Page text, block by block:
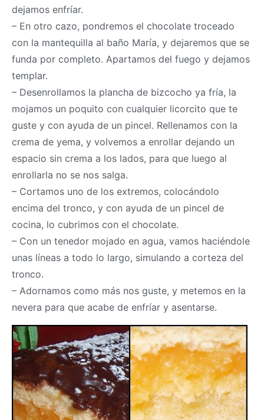
dejamos enfríar.
– En otro cazo, pondremos el chocolate troceado
con la mantequilla al baño María, y dejaremos que se
funda por completo. Apartamos del fuego y dejamos
templar.
– Desenrollamos la plancha de bizcocho ya fría, la
mojamos un poquito con cualquier licorcito que te
guste y con ayuda de un pincel. Rellenamos con la
crema de yema, y volvemos a enrollar dejando un
espacio sin crema a los lados, para que luego al
enrollarla no se nos salga.
– Cortamos uno de los extremos, colocándolo
encima del tronco, y con ayuda de un pincel de
cocina, lo cubrimos con el chocolate.
– Con un tenedor mojado en agua, vamos haciéndole
unas líneas a todo lo largo, simulando a corteza del
tronco.
– Adornamos como más nos guste, y metemos en la
nevera para que acabe de enfríar y asentarse.